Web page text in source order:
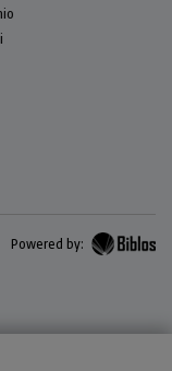
Powered by: